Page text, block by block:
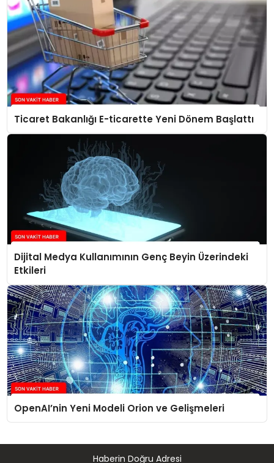
Ticaret Bakanlığı E-ticarette Yeni Dönem Başlattı
Dijital Medya Kullanımının Genç Beyin Üzerindeki
Etkileri
OpenAI’nin Yeni Modeli Orion ve Gelişmeleri
Haberin Doğru Adresi